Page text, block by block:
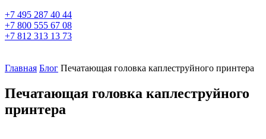
+7 495 287 40 44
+7 800 555 67 08
+7 812 313 13 73
Главная Блог Печатающая головка каплеструйного принтера
Печатающая головка каплеструйного
принтера